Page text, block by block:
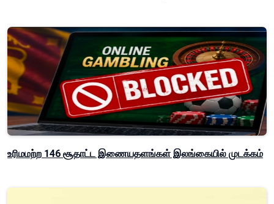
உரிமமற்ற 146 சூதாட்ட இணையதளங்கள் இலங்கையில் முடக்கம்